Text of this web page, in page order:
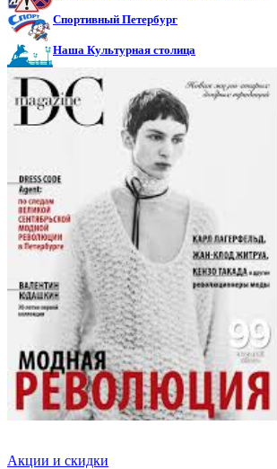
Спортивный Петербург
Наша Культурная столица
Акции и скидки